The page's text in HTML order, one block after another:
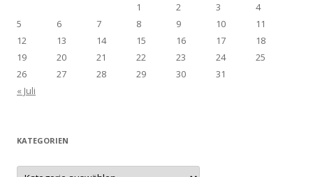
1
2 3
4
5
6 7 8 9 10
11
12
13 14 15 16 17
18
19
20 21 22 23 24
25
26
27 28 29 30
31
« Juli
KATEGORIEN
Kategorien